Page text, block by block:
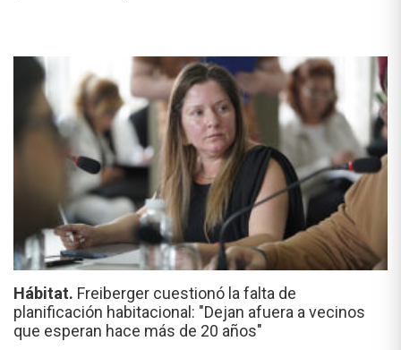
Hábitat. Freiberger cuestionó la falta de
planificación habitacional: "Dejan afuera a vecinos
que esperan hace más de 20 años"